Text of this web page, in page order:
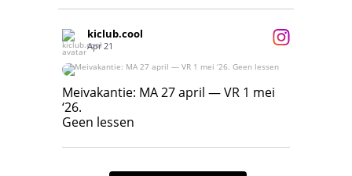
kiclub.cool
Apr 21
Meivakantie: MA 27 april — VR 1 mei ‘26.
Geen lessen
Meivakantie: MA 27 april — VR 1 mei
‘26.
Geen lessen